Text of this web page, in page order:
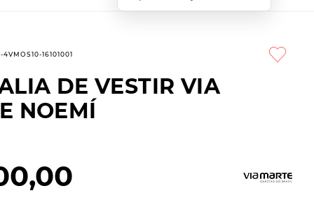
4VMOS10-16101001
DE VESTIR VIA
NOEMÍ
,00